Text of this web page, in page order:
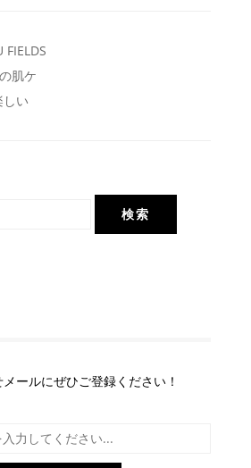
FIELDS
肌ケ
い
ールにぜひご登録ください！